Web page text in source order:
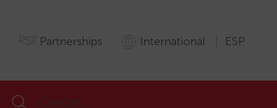
Partnerships International ESP